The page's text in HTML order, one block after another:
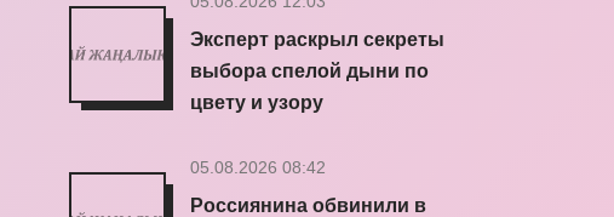
Эксперт раскрыл секреты
выбора спелой дыни по
цвету и узору
05.08.2026 08:42
Россиянина обвинили в